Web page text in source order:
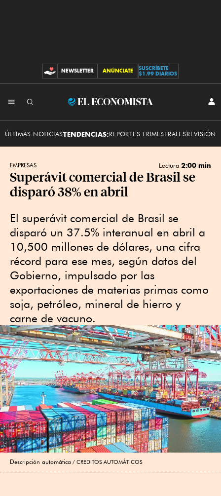
CONTRIBUCIONES
NEWSLETTER ANÚNCIATE
SUSCRÍBETE
$1.99 DIARIOS
El
ÚLTIMAS NOTICIASTENDENCIAS:REPORTES TRIMESTRALESREVISIÓN
EMPRESAS Lectura 2:00 min
Superávit comercial de Brasil se
disparó 38% en abril
El superávit comercial de Brasil se
⁠disparó un 37.5% interanual en abril a
10,500 millones de dólares, una cifra
récord para ⁠ese mes, según datos del
Gobierno, impulsado por las
exportaciones de materias primas como
soja, petróleo, mineral de hierro y
carne de vacuno.
Descripción automática CREDITOS AUTOMÁTICOS